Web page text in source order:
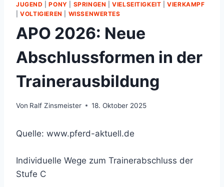
JUGEND
|PONY SPRINGEN |VIELSEITIGKEIT |VIERKAMPF
|VOLTIGIEREN WISSENWERTES
APO 2026: Neue
Abschlussformen in der
Trainerausbildung
Von Ralf Zinsmeister 18. Oktober 2025
Quelle: www.pferd-aktuell.de
Individuelle Wege zum Trainerabschluss der
Stufe C